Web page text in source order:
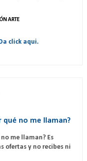
ARTE
click aqui.
qué no me llaman?
no me llaman? Es
ofertas y no recibes ni